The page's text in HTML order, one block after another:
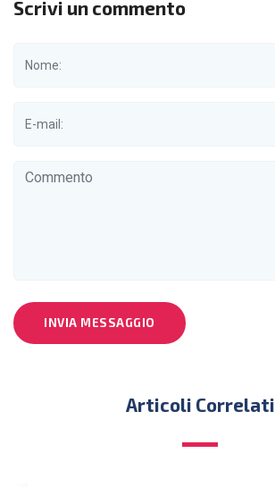
Scrivi un commento
INVIA MESSAGGIO
Articoli Correlati